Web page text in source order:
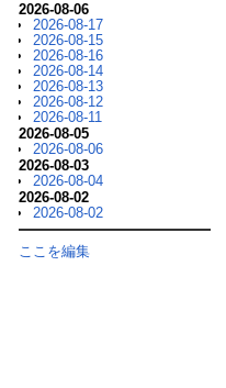
2026-08-06
2026-08-17
2026-08-15
2026-08-16
2026-08-14
2026-08-13
2026-08-12
2026-08-11
2026-08-05
2026-08-06
2026-08-03
2026-08-04
2026-08-02
2026-08-02
ここを編集